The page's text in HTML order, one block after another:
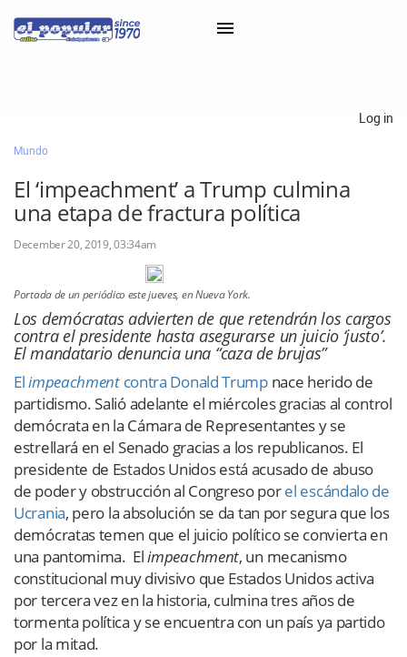
Classifieds
Categorías
Iniciar sesión con Clascal
×
Log in
Mundo
El ‘impeachment’ a Trump culmina
una etapa de fractura política
December 20, 2019, 03:34am
Portada de un periódico este jueves, en Nueva York.
Los demócratas advierten de que retendrán los cargos
contra el presidente hasta asegurarse un juicio ‘justo’.
El mandatario denuncia una “caza de brujas”
Elimpeachmentcontra Donald Trumpnace herido de
partidismo. Salió adelante el miércoles gracias al control
demócrata en la Cámara de Representantes y se
estrellará en el Senado gracias a los republicanos. El
presidente de Estados Unidos está acusado de abuso
de poder y obstrucción al Congreso porel escándalo de
Ucrania, pero la absolución se da tan por segura que los
demócratas temen que el juicio político se convierta en
una pantomima. Elimpeachment, un mecanismo
constitucional muy divisivo que Estados Unidos activa
por tercera vez en la historia, culmina tres años de
tormenta política y se encuentra con un país ya partido
por la mitad.